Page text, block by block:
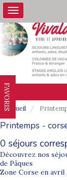
Toggle
navigation
FAVORIS
Accueil
Printemps -
0 séjours
Découvrez nos
de Pâques
Zone Corse en avril